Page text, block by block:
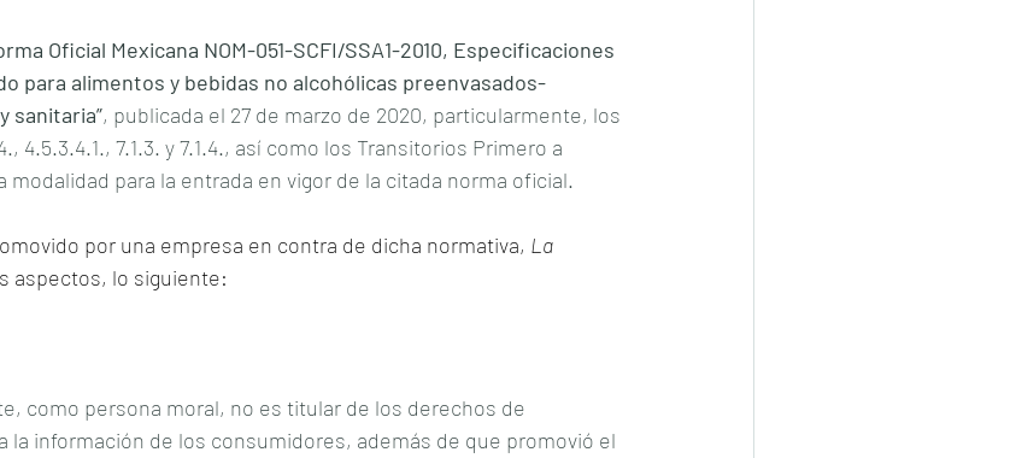
Oficial Mexicana NOM-051-SCFI/SSA1-2010, Especificaciones
para alimentos y bebidas no alcohólicas preenvasados-
sanitaria”, publicada el 27 de marzo de 2020, particularmente, los
4.5.3.4.1., 7.1.3. y 7.1.4., así como los Transitorios Primero a
modalidad para la entrada en vigor de la citada norma oficial.
por una empresa en contra de dicha normativa, La
aspectos, lo siguiente:
como persona moral, no es titular de los derechos de
la información de los consumidores, además de que promovió el